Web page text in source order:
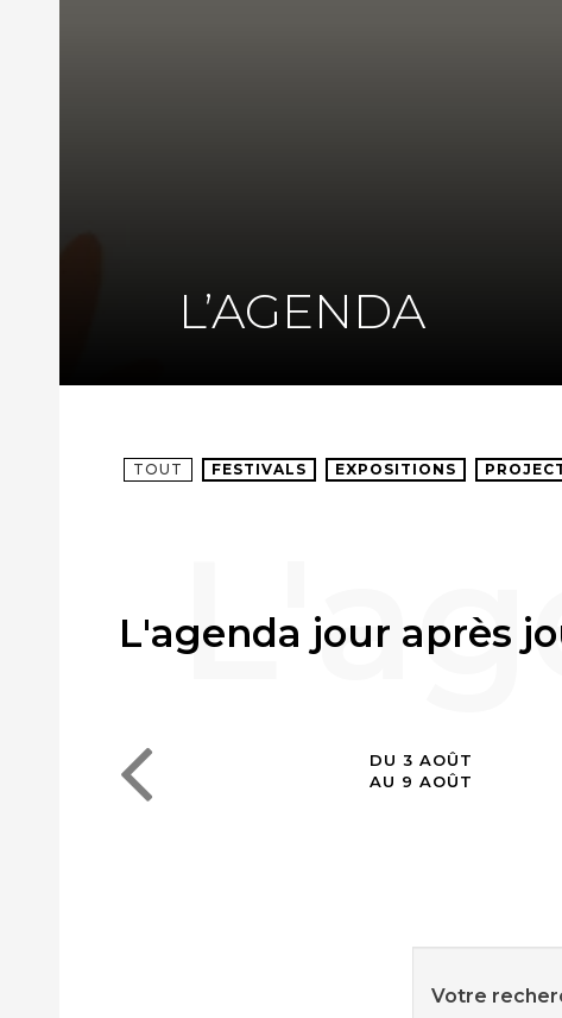
L’AGENDA
TOUT FESTIVALS EXPOSITIONS
L'agenda jour après
DU 3 AOÛT
AU 9 AOÛT
Votre